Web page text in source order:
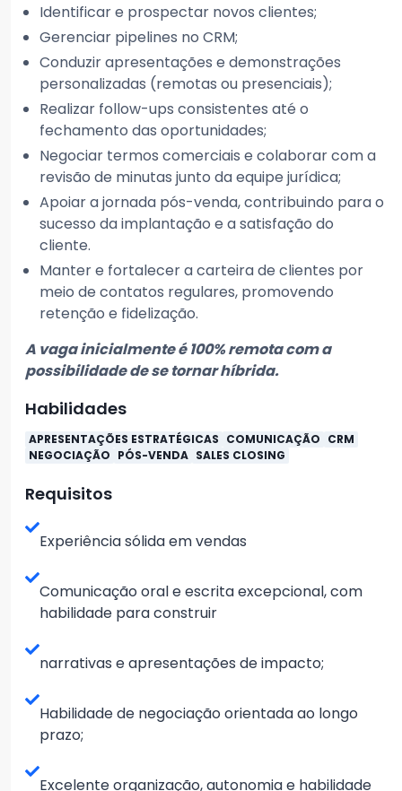
Identificar e prospectar novos clientes;
Gerenciar pipelines no CRM;
Conduzir apresentações e demonstrações
personalizadas (remotas ou presenciais);
Realizar follow-ups consistentes até o
fechamento das oportunidades;
Negociar termos comerciais e colaborar com a
revisão de minutas junto da equipe jurídica;
Apoiar a jornada pós-venda, contribuindo para o
sucesso da implantação e a satisfação do
cliente.
Manter e fortalecer a carteira de clientes por
meio de contatos regulares, promovendo
retenção e fidelização.
A vaga inicialmente é 100% remota com a
possibilidade de se tornar híbrida.
Habilidades
APRESENTAÇÕES ESTRATÉGICAS COMUNICAÇÃO CRM
NEGOCIAÇÃO PÓS-VENDA SALES CLOSING
Requisitos
Experiência sólida em vendas
Comunicação oral e escrita excepcional, com
habilidade para construir
narrativas e apresentações de impacto;
Habilidade de negociação orientada ao longo
prazo;
Excelente organização, autonomia e habilidade